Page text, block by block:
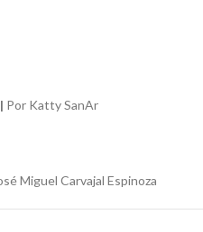
| Por Katty SanAr
Miguel Carvajal Espinoza